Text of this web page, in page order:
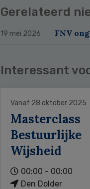
Gerelateerd
19 mei 2026 FNV
Interessant
Vanaf 28 oktober 2025
Masterclass
Bestuurlijke
Wijsheid
00:00 - 00:00
Den Dolder